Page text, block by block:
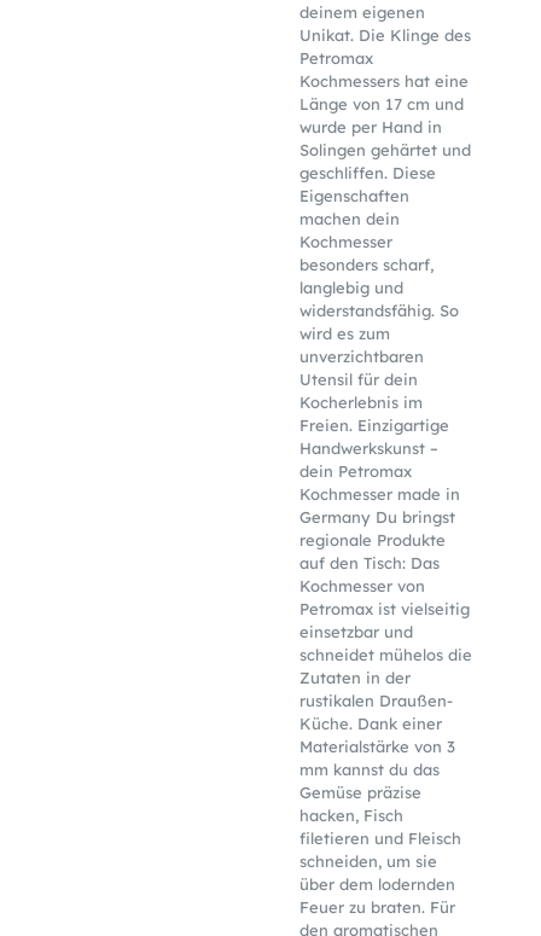
deinem eigenen
Unikat. Die Klinge des
Petromax
Kochmessers hat eine
Länge von 17 cm und
wurde per Hand in
Solingen gehärtet und
geschliffen. Diese
Eigenschaften
machen dein
Kochmesser
besonders scharf,
langlebig und
widerstandsfähig. So
wird es zum
unverzichtbaren
Utensil für dein
Kocherlebnis im
Freien. Einzigartige
Handwerkskunst –
dein Petromax
Kochmesser made in
Germany Du bringst
regionale Produkte
auf den Tisch: Das
Kochmesser von
Petromax ist vielseitig
einsetzbar und
schneidet mühelos die
Zutaten in der
rustikalen Draußen-
Küche. Dank einer
Materialstärke von 3
mm kannst du das
Gemüse präzise
hacken, Fisch
filetieren und Fleisch
schneiden, um sie
über dem lodernden
Feuer zu braten. Für
den aromatischen